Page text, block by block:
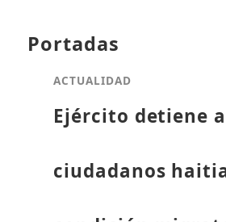
Portadas
ACTUALIDAD
Ejército detiene
ciudadanos